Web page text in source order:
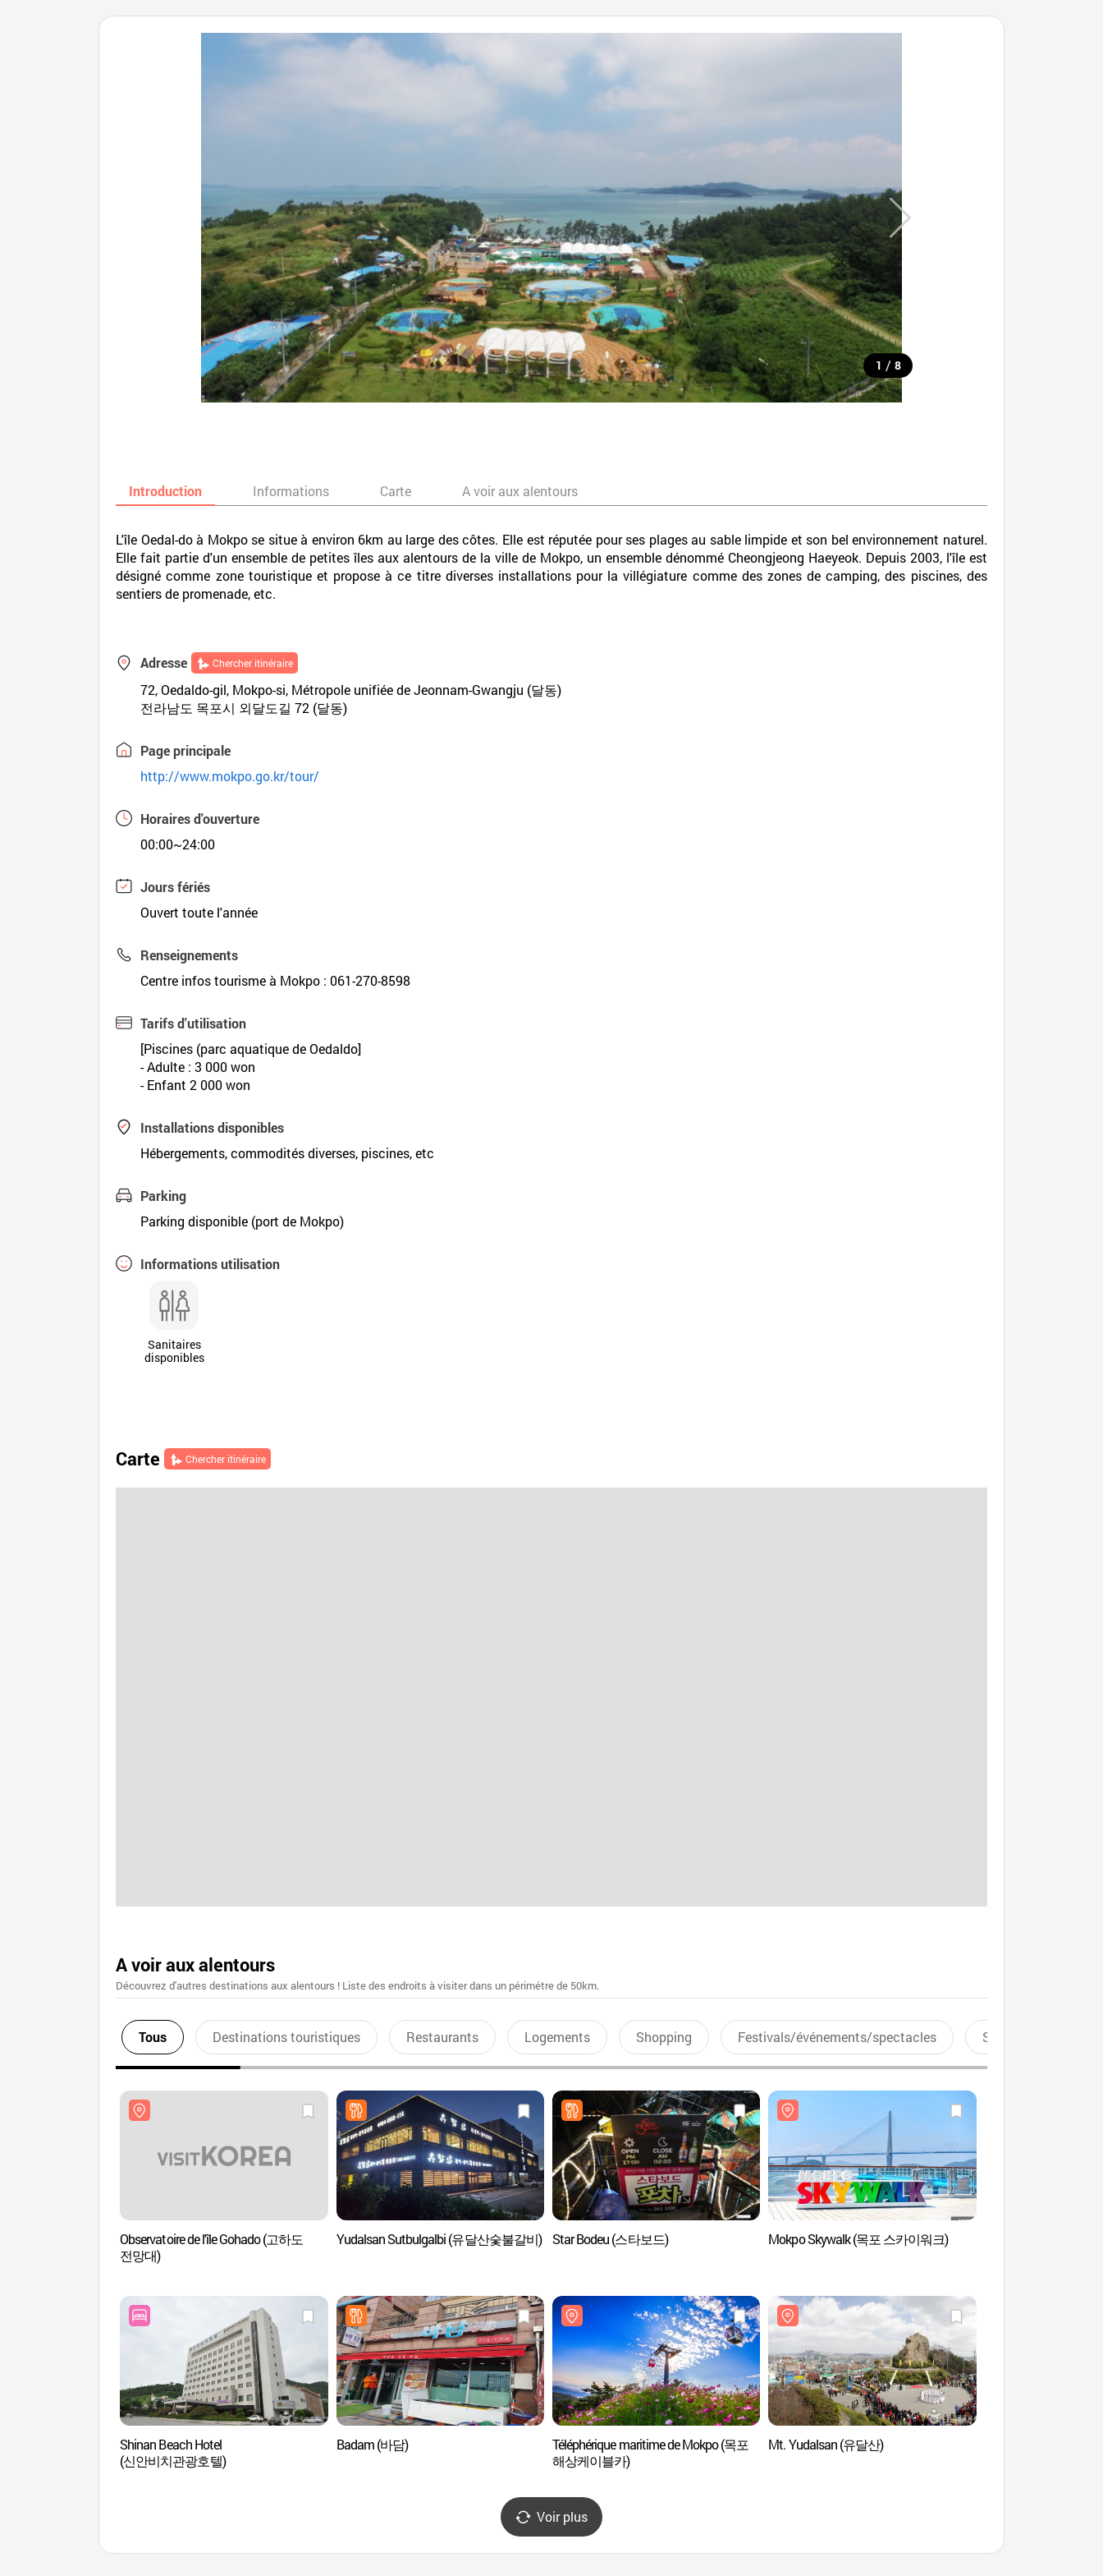
1 / 8
Introduction Informations Carte A voir aux alentours
L'île Oedal-do à Mokpo se situe à environ 6km au large des côtes. Elle est réputée pour ses plages au sable limpide et son bel environnement naturel.
Elle fait partie d'un ensemble de petites îles aux alentours de la ville de Mokpo, un ensemble dénommé Cheongjeong Haeyeok. Depuis 2003, l'île est
désigné comme zone touristique et propose à ce titre diverses installations pour la villégiature comme des zones de camping, des piscines, des
sentiers de promenade, etc.
Adresse Chercher itinéraire
72, Oedaldo-gil, Mokpo-si, Métropole unifiée de Jeonnam-Gwangju (달동)
전라남도 목포시 외달도길 72 (달동)
Page principale
http://www.mokpo.go.kr/tour/
Horaires d'ouverture
00:00~24:00
Jours fériés
Ouvert toute l'année
Renseignements
Centre infos tourisme à Mokpo : 061-270-8598
Tarifs d'utilisation
[Piscines (parc aquatique de Oedaldo]
- Adulte : 3 000 won
- Enfant 2 000 won
Installations disponibles
Hébergements, commodités diverses, piscines, etc
Parking
Parking disponible (port de Mokpo)
Informations utilisation
Sanitaires
disponibles
Carte Chercher itinéraire
A voir aux alentours
Découvrez d'autres destinations aux alentours ! Liste des endroits à visiter dans un périmétre de 50km.
Tous Destinations touristiques Restaurants Logements Shopping Festivals/événements/spectacles Sports aquatiques
Observatoire de l'île Gohado (고하도
전망대)
Yudalsan Sutbulgalbi (유달산숯불갈비) Star Bodeu (스타보드) Mokpo Skywalk (목포 스카이워크)
Shinan Beach Hotel
(신안비치관광호텔)
Badam (바담)
Téléphérique maritime de Mokpo (목포
해상케이블카)
Mt. Yudalsan (유달산)
Voir plus